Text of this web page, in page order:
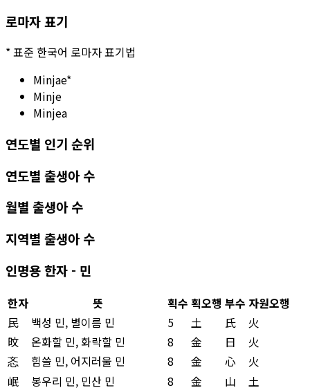
로마자 표기
*표준 한국어 로마자 표기법
Minjae*
Minje
Minjea
연도별 인기 순위
연도별 출생아 수
월별 출생아 수
지역별 출생아 수
인명용 한자 - 민
한자 뜻 획수 획오행 부수 자원오행
民
백성 민, 별이름 민 5 土 氏
火
旼
온화할 민, 화락할 민 8 金 日
火
忞
힘쓸 민, 어지러울 민 8 金 心
火
岷
봉우리 민, 민산 민 8 金 山
土